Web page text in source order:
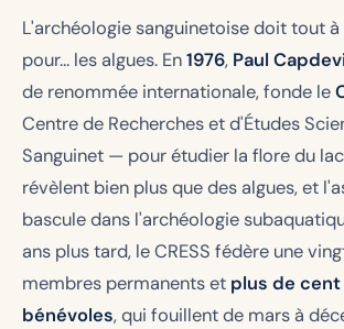
L'archéologie sanguinetoise doit tout
pour… les algues. En1976, Paul
de renommée internationale, fonde le
Centre de Recherches et d'Études
Sanguinet — pour étudier la flore du
révèlent bien plus que des algues, et
bascule dans l'archéologie
ans plus tard, le CRESS fédère une
membres permanents et plus de
bénévoles, qui fouillent de mars à